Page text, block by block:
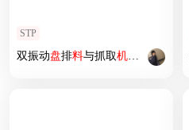
STP
双振动盘排料与抓取机构 设计